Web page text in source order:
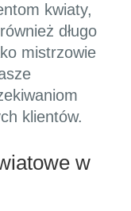
kwiaty,
długo
mistrzowie
klientów.
w